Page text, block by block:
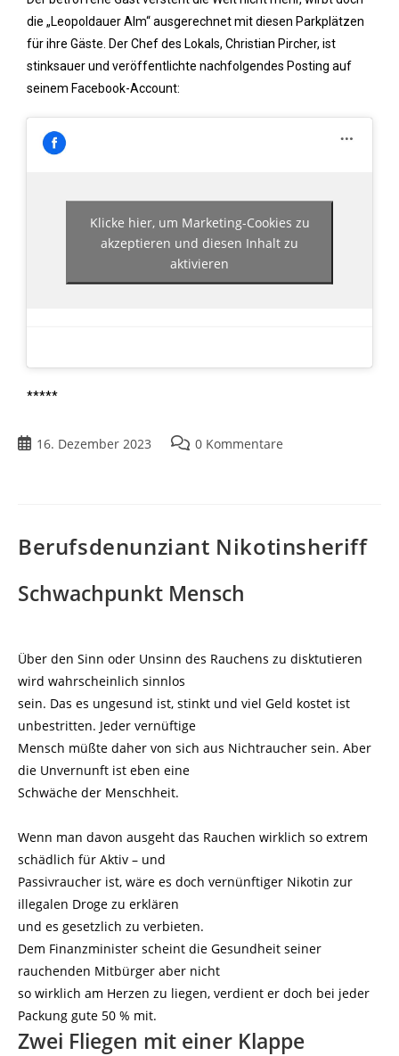
die „Leopoldauer Alm“ ausgerechnet mit diesen Parkplätzen
für ihre Gäste. Der Chef des Lokals, Christian Pircher, ist
stinksauer und veröffentlichte nachfolgendes Posting auf
seinem Facebook-Account:
Klicke hier, um Marketing-Cookies zu
akzeptieren und diesen Inhalt zu
aktivieren
*****
16. Dezember 2023 0 Kommentare
Berufsdenunziant Nikotinsheriff
Schwachpunkt Mensch
Über den Sinn oder Unsinn des Rauchens zu disktutieren
wird wahrscheinlich sinnlos
sein. Das es ungesund ist, stinkt und viel Geld kostet ist
unbestritten. Jeder vernüftige
Mensch müßte daher von sich aus Nichtraucher sein. Aber
die Unvernunft ist eben eine
Schwäche der Menschheit.
Wenn man davon ausgeht das Rauchen wirklich so extrem
schädlich für Aktiv – und
Passivraucher ist, wäre es doch vernünftiger Nikotin zur
illegalen Droge zu erklären
und es gesetzlich zu verbieten.
Dem Finanzminister scheint die Gesundheit seiner
rauchenden Mitbürger aber nicht
so wirklich am Herzen zu liegen, verdient er doch bei jeder
Packung gute 50 % mit.
Zwei Fliegen mit einer Klappe